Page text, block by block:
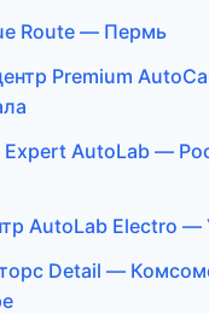
Route — Пермь
Premium
Expert AutoLab —
AutoLab Electro —
Detail —